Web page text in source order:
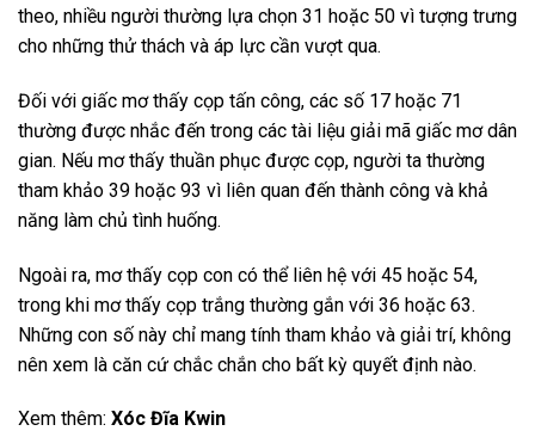
theo, nhiều người thường lựa chọn 31 hoặc 50 vì tượng trưng
cho những thử thách và áp lực cần vượt qua.
Đối với giấc mơ thấy cọp tấn công, các số 17 hoặc 71
thường được nhắc đến trong các tài liệu giải mã giấc mơ dân
gian. Nếu mơ thấy thuần phục được cọp, người ta thường
tham khảo 39 hoặc 93 vì liên quan đến thành công và khả
năng làm chủ tình huống.
Ngoài ra, mơ thấy cọp con có thể liên hệ với 45 hoặc 54,
trong khi mơ thấy cọp trắng thường gắn với 36 hoặc 63.
Những con số này chỉ mang tính tham khảo và giải trí, không
nên xem là căn cứ chắc chắn cho bất kỳ quyết định nào.
Xem thêm: Xóc Đĩa Kwin